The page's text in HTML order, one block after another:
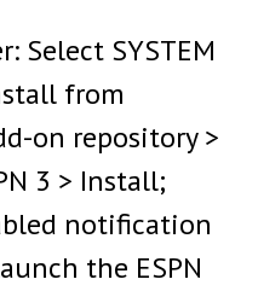
Select SYSTEM
from
on repository >
3 > Install;
notification
the ESPN